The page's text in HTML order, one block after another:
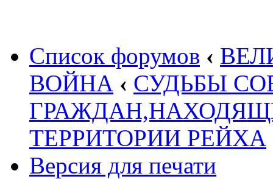
Список форумов ‹
ВОЙНА ‹ СУДЬБЫ
ТЕРРИТОРИИ РЕЙХА
Версия для печати